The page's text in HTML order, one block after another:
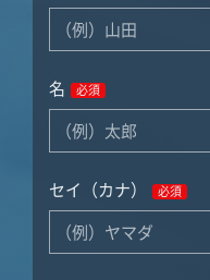
名 必須
セイ（カナ） 必須